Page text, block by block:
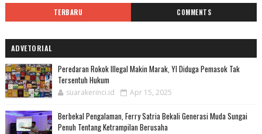
TERBARU COMMENTS
ADVETORIAL
Peredaran Rokok Illegal Makin Marak, YI Diduga Pemasok Tak
Tersentuh Hukum
suarakerinci.id Apr 15, 2025
Berbekal Pengalaman, Ferry Satria Bekali Generasi Muda Sungai
Penuh Tentang Ketrampilan Berusaha